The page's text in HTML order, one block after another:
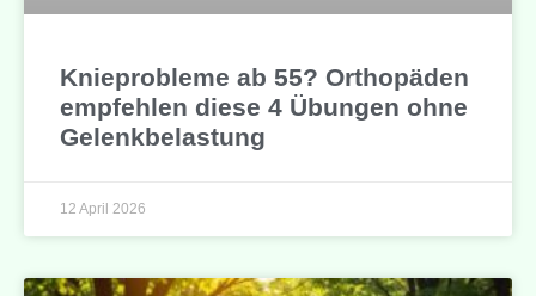
Knieprobleme ab 55? Orthopäden
empfehlen diese 4 Übungen ohne
Gelenkbelastung
12 April 2026